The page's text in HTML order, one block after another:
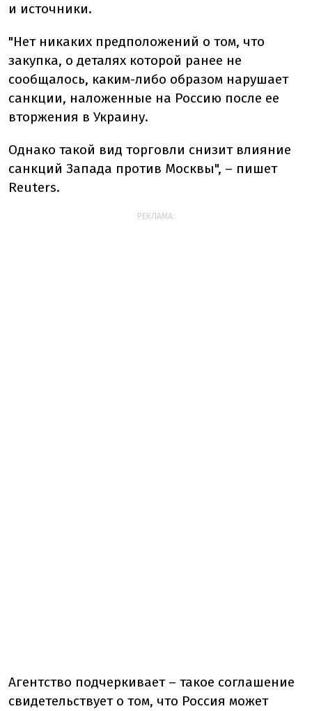
и источники.
"Нет никаких предположений о том, что
закупка, о деталях которой ранее не
сообщалось, каким-либо образом нарушает
санкции, наложенные на Россию после ее
вторжения в Украину.
Однако такой вид торговли снизит влияние
санкций Запада против Москвы", – пишет
Reuters.
РЕКЛАМА:
Агентство подчеркивает – такое соглашение
свидетельствует о том, что Россия может